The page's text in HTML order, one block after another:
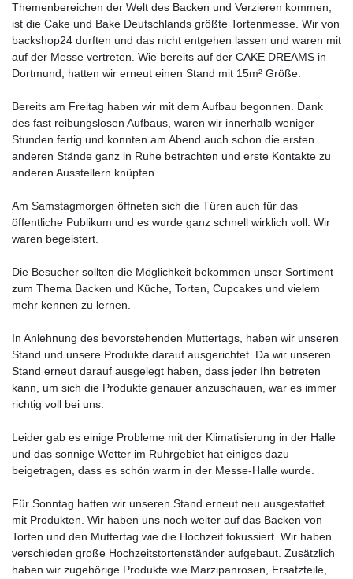
Themenbereichen der Welt des Backen und Verzieren kommen,
ist die Cake und Bake Deutschlands größte Tortenmesse. Wir von
backshop24 durften und das nicht entgehen lassen und waren mit
auf der Messe vertreten. Wie bereits auf der CAKE DREAMS in
Dortmund, hatten wir erneut einen Stand mit 15m² Größe.
Bereits am Freitag haben wir mit dem Aufbau begonnen. Dank
des fast reibungslosen Aufbaus, waren wir innerhalb weniger
Stunden fertig und konnten am Abend auch schon die ersten
anderen Stände ganz in Ruhe betrachten und erste Kontakte zu
anderen Ausstellern knüpfen.
Am Samstagmorgen öffneten sich die Türen auch für das
öffentliche Publikum und es wurde ganz schnell wirklich voll. Wir
waren begeistert.
Die Besucher sollten die Möglichkeit bekommen unser Sortiment
zum Thema Backen und Küche, Torten, Cupcakes und vielem
mehr kennen zu lernen.
In Anlehnung des bevorstehenden Muttertags, haben wir unseren
Stand und unsere Produkte darauf ausgerichtet. Da wir unseren
Stand erneut darauf ausgelegt haben, dass jeder Ihn betreten
kann, um sich die Produkte genauer anzuschauen, war es immer
richtig voll bei uns.
Leider gab es einige Probleme mit der Klimatisierung in der Halle
und das sonnige Wetter im Ruhrgebiet hat einiges dazu
beigetragen, dass es schön warm in der Messe-Halle wurde.
Für Sonntag hatten wir unseren Stand erneut neu ausgestattet
mit Produkten. Wir haben uns noch weiter auf das Backen von
Torten und den Muttertag wie die Hochzeit fokussiert. Wir haben
verschieden große Hochzeitstortenständer aufgebaut. Zusätzlich
haben wir zugehörige Produkte wie Marzipanrosen, Ersatzteile,